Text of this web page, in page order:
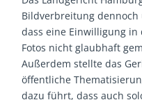
Bildverbreitung
dass eine Einwilligung
Fotos nicht glaubhaft
Außerdem stellte das
öffentliche
dazu führt, dass auch